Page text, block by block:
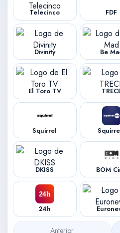
Telecinco FDF
Divinity Be
El Toro TV
Squirrel
DKISS BOM
24h
Anterior